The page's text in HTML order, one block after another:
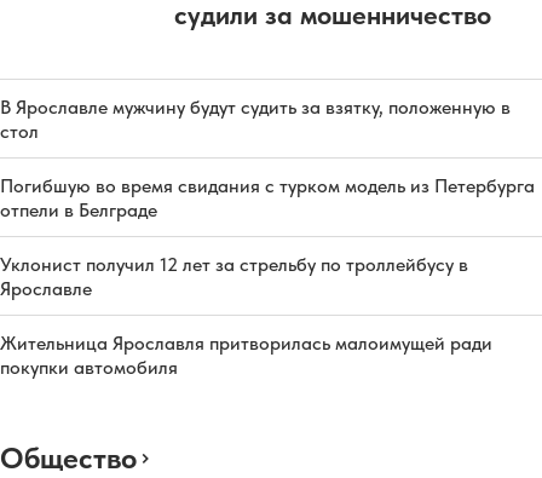
судили за мошенничество
В Ярославле мужчину будут судить за взятку, положенную в
стол
Погибшую во время свидания с турком модель из Петербурга
отпели в Белграде
Уклонист получил 12 лет за стрельбу по троллейбусу в
Ярославле
Жительница Ярославля притворилась малоимущей ради
покупки автомобиля
Общество